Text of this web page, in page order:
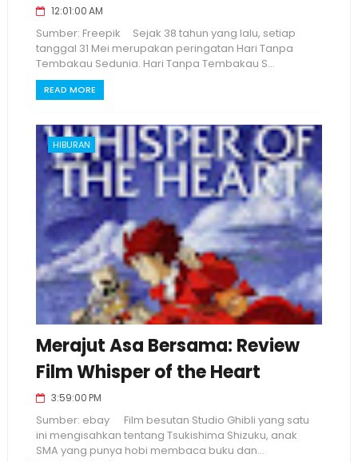
12:01:00 AM
Sumber: Freepik Sejak 38 tahun yang lalu, setiap
tanggal 31 Mei merupakan peringatan Hari Tanpa
Tembakau Sedunia. Hari Tanpa Tembakau S...
READ MORE
HIBURAN
Merajut Asa Bersama: Review
Film Whisper of the Heart
3:59:00 PM
Sumber: ebay Film besutan Studio Ghibli yang satu
ini mengisahkan tentang Tsukishima Shizuku, anak
SMA yang punya hobi membaca buku dan...